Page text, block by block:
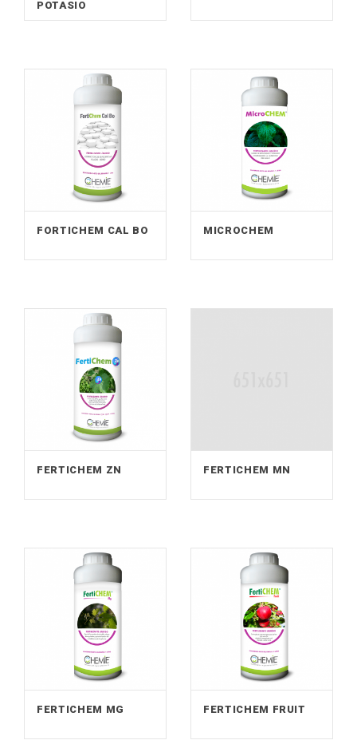
POTASIO
FORTICHEM CAL BO MICROCHEM
FERTICHEM ZN FERTICHEM MN
FERTICHEM MG FERTICHEM FRUIT